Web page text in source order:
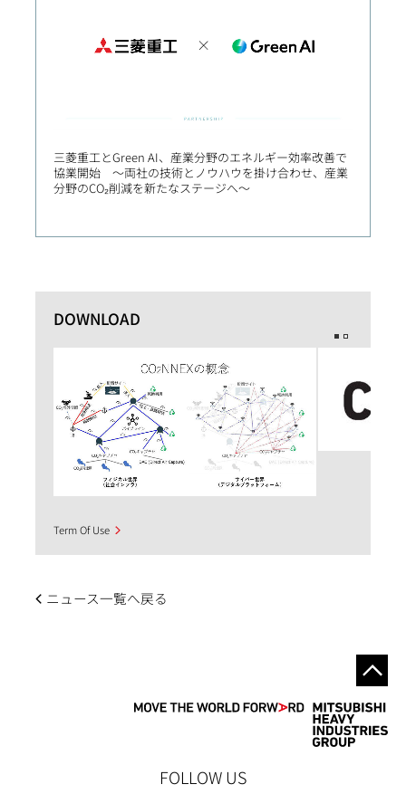
三菱重工とGreen AI、産業分野のエネルギー効率改善で
協業開始 ～両社の技術とノウハウを掛け合わせ、産業
分野のCO₂削減を新たなステージへ～
DOWNLOAD
Term Of Use
ニュース一覧へ戻る
FOLLOW US